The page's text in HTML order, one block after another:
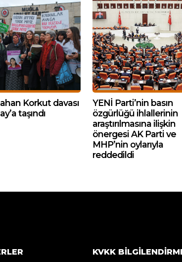
Korkut davası
taşındı
YENİ Parti’nin basın
özgürlüğü ihlallerinin
araştırılmasına ilişkin
önergesi AK Parti ve
MHP’nin oylarıyla
reddedildi
KVKK